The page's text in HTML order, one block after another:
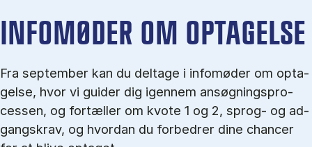
IN­FO­MØ­DER OM OP­TA­GEL­SE
Fra september kan du del­tage i in­fo­mø­der om op­ta­
gel­se, hvor vi gu­i­der dig igen­nem an­søg­nings­pro­
ces­sen, og for­tæl­ler om kvo­te 1 og 2, sprog- og ad­
gangs­krav, og hvordan du forbedrer dine chancer